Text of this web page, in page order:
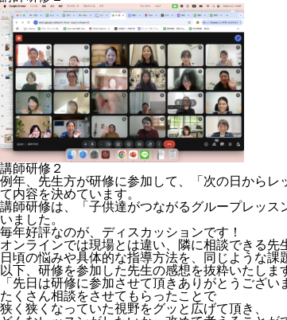
講師研修２
例年、先生方が研修に参加して、「次の日から
て内容を決めています。
講師研修は、「子供達がつながるグループレッ
いました。
毎年好評なのが、ディスカッションです！
オンラインでは現場とは違い、隣に相談できる先
日頃の悩みや具体的な指導方法を、同じような課
以下、研修を参加した先生の感想を抜粋いたしま
「先日は研修に参加させて頂きありがとうござい
たくさん相談をさせてもらったことで
狭く狭くなっていた視野をグッと広げて頂き、